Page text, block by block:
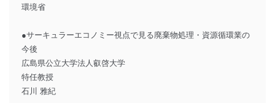
環境省
●サーキュラーエコノミー視点で見る廃棄物処理・資源循環業の
今後
広島県公立大学法人叡啓大学
特任教授
石川 雅紀